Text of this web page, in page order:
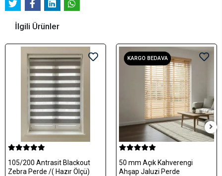
İlgili Ürünler
105/200 Antrasit Blackout
Zebra Perde /( Hazır Ölçü)
KARGO BEDAVA
50 mm Açık Kahverengi
Ahşap Jaluzi Perde